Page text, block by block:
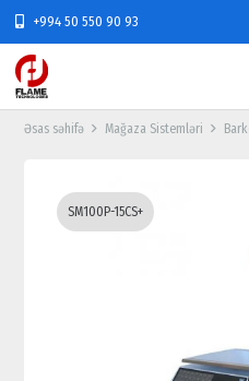
+994 50 550 90 93
Əsas səhifə Mağaza Sistemləri
SM100P-15CS+